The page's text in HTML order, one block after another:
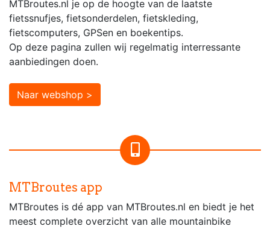
MTBroutes.nl je op de hoogte van de laatste
fietssnufjes, fietsonderdelen, fietskleding,
fietscomputers, GPSen en boekentips.
Op deze pagina zullen wij regelmatig interressante
aanbiedingen doen.
Naar webshop >
MTBroutes app
MTBroutes is dé app van MTBroutes.nl en biedt je het
meest complete overzicht van alle mountainbike